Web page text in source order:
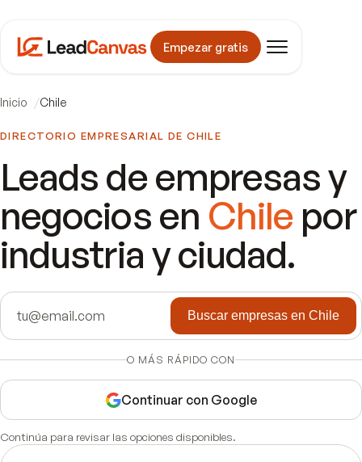
Empezar gratis
Inicio Chile
DIRECTORIO EMPRESARIAL DECHILE
Leads de empresas y
negocios en Chile por
industria y ciudad.
Buscar empresas en Chile
O MÁS RÁPIDO CON
Continuar con Google
Continúa para revisar las opciones disponibles.